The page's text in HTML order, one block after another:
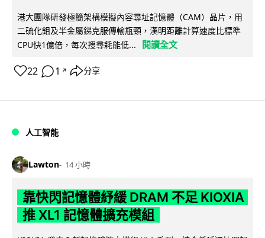
港大團隊研發極簡架構模擬內容尋址記憶體（CAM）晶片，用
二硫化鉬及半金屬銻克服傳輸瓶頸，漢明距離計算速度比標準
CPU快1億倍，每次搜尋耗能低...
閱讀全文
22 1 ↗ 分享
人工智能
Lawton 14 小時
靠快閃記憶體紓緩 DRAM 不足 KIOXIA
推 XL1 記憶體擴充模組